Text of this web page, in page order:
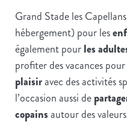
Grand Stade les
hébergement) pour les
également pourles
profiter des vacances pour
plaisiravec des activités
l’occasion aussi de
copainsautour des